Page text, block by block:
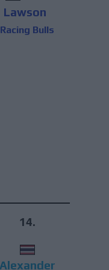
Lawson
Racing Bulls
14.
Alexander